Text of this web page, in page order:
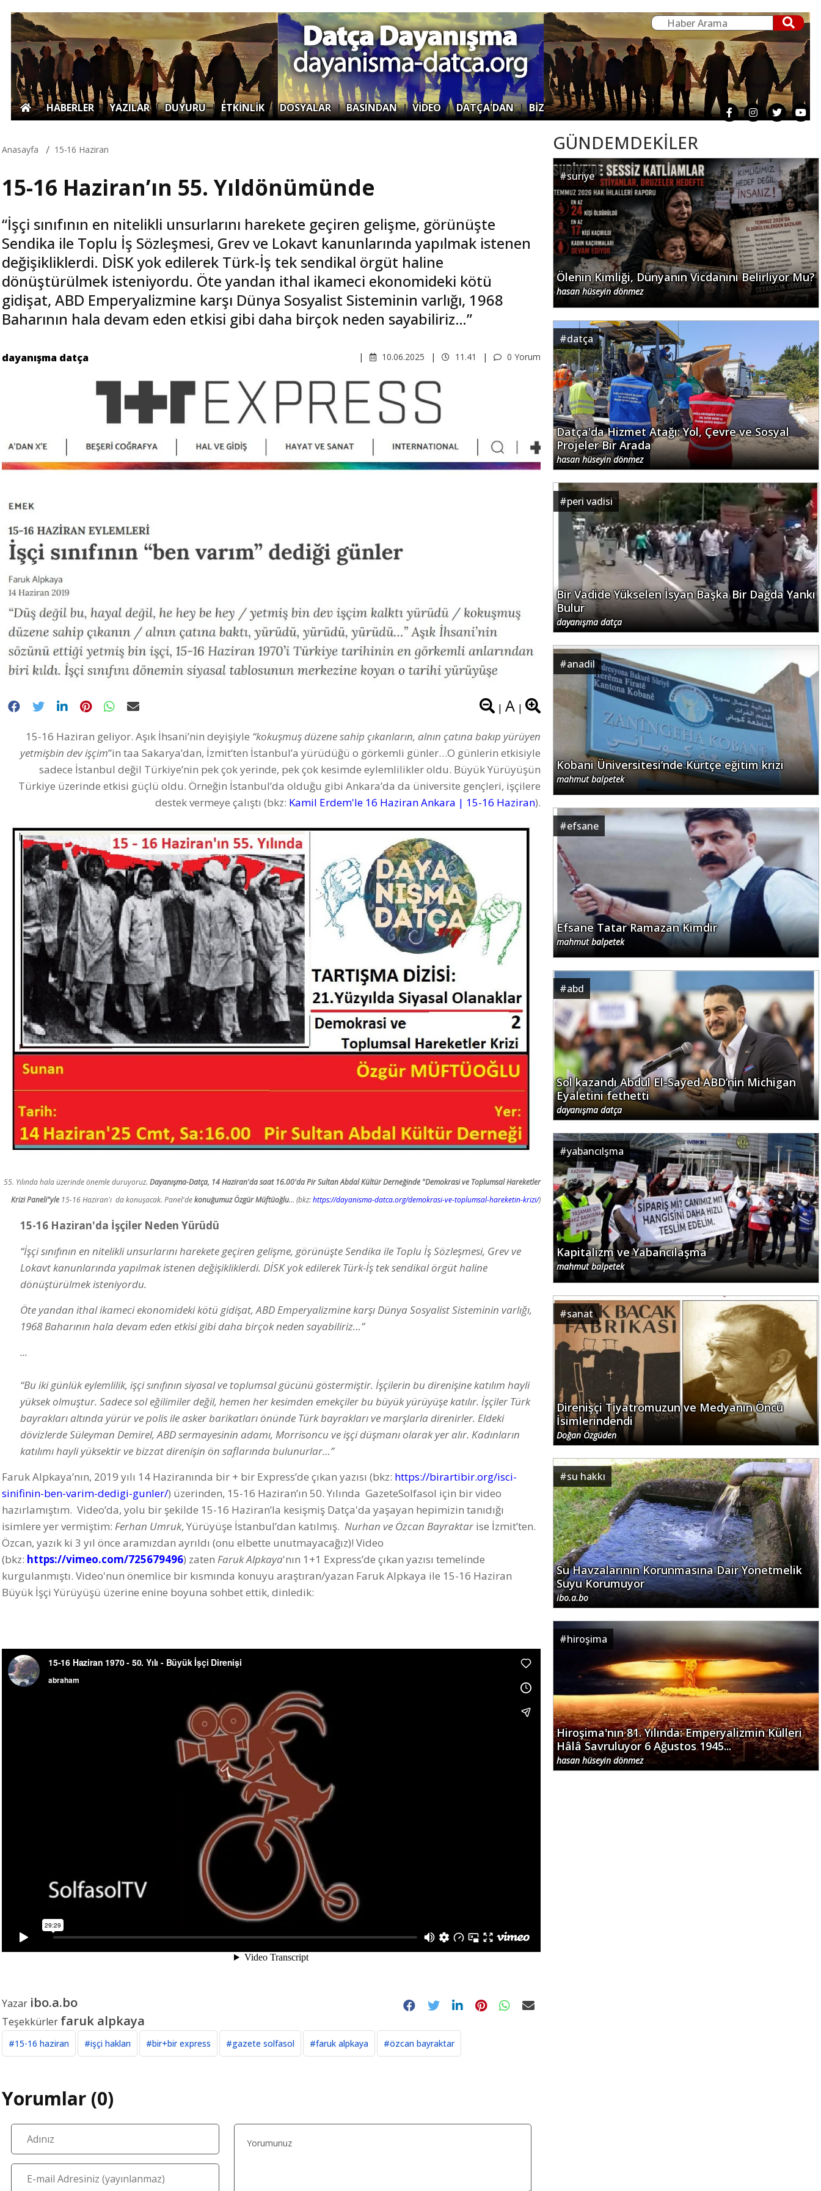
|HABERLER|YAZILAR|DUYURU| ETKİNLİK |DOSYALAR|BASINDAN|VİDEO|DATÇA'DAN|BİZ
Anasayfa 15-16 Haziran
15-16 Haziran’ın 55. Yıldönümünde
“İşçi sınıfının en nitelikli unsurlarını harekete geçiren gelişme, görünüşte
Sendika ile Toplu İş Sözleşmesi, Grev ve Lokavt kanunlarında yapılmak istenen
değişikliklerdi. DİSK yok edilerek Türk-İş tek sendikal örgüt haline
dönüştürülmek isteniyordu. Öte yandan ithal ikameci ekonomideki kötü
gidişat, ABD Emperyalizmine karşı Dünya Sosyalist Sisteminin varlığı, 1968
Baharının hala devam eden etkisi gibi daha birçok neden sayabiliriz…”
dayanışma datça 0 Yorum
11.41
10.06.2025
| A |
15-16 Haziran geliyor. Aşık İhsani’nin deyişiyle “kokuşmuş düzene sahip çıkanların, alnın çatına bakıp yürüyen
yetmişbin dev işçim”in taa Sakarya’dan, İzmit’ten İstanbul’a yürüdüğü o görkemli günler…O günlerin etkisiyle
sadece İstanbul değil Türkiye’nin pek çok yerinde, pek çok kesimde eylemlilikler oldu. Büyük Yürüyüşün
Türkiye üzerinde etkisi güçlü oldu. Örneğin İstanbul’da olduğu gibi Ankara’da da üniversite gençleri, işçilere
destek vermeye çalıştı (bkz: Kamil Erdem'le 16 Haziran Ankara | 15-16 Haziran).
55. Yılında hala üzerinde önemle duruyoruz. Dayanışma-Datça, 14 Haziran'da saat 16.00'da Pir Sultan Abdal Kültür Derneğinde "Demokrasi ve Toplumsal Hareketler
Krizi Paneli"yle 15-16 Haziran'ı da konuşacak. Panel'dekonuğumuz Özgür Müftüoğlu... (bkz:https://dayanisma-datca.org/demokrasi-ve-toplumsal-hareketin-krizi/)
15-16 Haziran'da İşçiler Neden Yürüdü
“İşçi sınıfının en nitelikli unsurlarını harekete geçiren gelişme, görünüşte Sendika ile Toplu İş Sözleşmesi, Grev ve
Lokavt kanunlarında yapılmak istenen değişikliklerdi. DİSK yok edilerek Türk-İş tek sendikal örgüt haline
dönüştürülmek isteniyordu.
Öte yandan ithal ikameci ekonomideki kötü gidişat, ABD Emperyalizmine karşı Dünya Sosyalist Sisteminin varlığı,
1968 Baharının hala devam eden etkisi gibi daha birçok neden sayabiliriz…”
...
“Bu iki günlük eylemlilik, işçi sınıfının siyasal ve toplumsal gücünü göstermiştir. İşçilerin bu direnişine katılım hayli
yüksek olmuştur. Sadece sol eğilimiler değil, hemen her kesimden emekçiler bu büyük yürüyüşe katılır. İşçiler Türk
bayrakları altında yürür ve polis ile asker barikatları önünde Türk bayrakları ve marşlarla direnirler. Eldeki
dövizlerde Süleyman Demirel, ABD sermayesinin adamı, Morrisoncu ve işçi düşmanı olarak yer alır. Kadınların
katılımı hayli yüksektir ve bizzat direnişin ön saflarında bulunurlar…”
Faruk Alpkaya’nın, 2019 yılı 14 Haziranında bir + bir Express’de çıkan yazısı (bkz: https://birartibir.org/isci-
sinifinin-ben-varim-dedigi-gunler/) üzerinden, 15-16 Haziran’ın 50. Yılında GazeteSolfasol için bir video
hazırlamıştım. Video’da, yolu bir şekilde 15-16 Haziran’la kesişmiş Datça'da yaşayan hepimizin tanıdığı
isimlere yer vermiştim: Ferhan Umruk, Yürüyüşe İstanbul’dan katılmış. Nurhan ve Özcan Bayraktar ise İzmit’ten.
Özcan, yazık ki 3 yıl önce aramızdan ayrıldı (onu elbette unutmayacağız)! Video
(bkz: https://vimeo.com/725679496) zaten Faruk Alpkaya'nın 1+1 Express’de çıkan yazısı temelinde
kurgulanmıştı. Video'nun önemlice bir kısmında konuyu araştıran/yazan Faruk Alpkaya ile 15-16 Haziran
Büyük İşçi Yürüyüşü üzerine enine boyuna sohbet ettik, dinledik:
Yazar ibo.a.bo
Teşekkürler faruk alpkaya
#15-16 haziran #işçi hakları #bir+bir express #gazete solfasol #faruk alpkaya #özcan bayraktar
Yorumlar (0)
GÜNDEMDEKİLER
#suriye
Ölenin Kimliği, Dünyanın Vicdanını Belirliyor Mu?
hasan hüseyin dönmez
#datça
Datça'da Hizmet Atağı: Yol, Çevre ve Sosyal
Projeler Bir Arada
hasan hüseyin dönmez
#peri vadisi
Bir Vadide Yükselen İsyan Başka Bir Dağda Yankı
Bulur
dayanışma datça
#anadil
Kobani Üniversitesi’nde Kürtçe eğitim krizi
mahmut balpetek
#efsane
Efsane Tatar Ramazan Kimdir
mahmut balpetek
#abd
Sol kazandı Abdul El-Sayed ABD’nin Michigan
Eyaletini fethetti
dayanışma datça
#yabancılşma
Kapitalizm ve Yabancılaşma
mahmut balpetek
#sanat
Direnişçi Tiyatromuzun ve Medyanın Öncü
İsimlerindendi
Doğan Özgüden
#su hakkı
Su Havzalarının Korunmasına Dair Yönetmelik
Suyu Korumuyor
ibo.a.bo
#hiroşima
Hiroşima'nın 81. Yılında: Emperyalizmin Külleri
Hâlâ Savruluyor 6 Ağustos 1945...
hasan hüseyin dönmez